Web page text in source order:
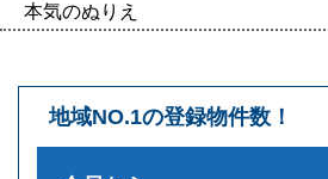
本気のぬりえ
地域NO.1の登録物件数！